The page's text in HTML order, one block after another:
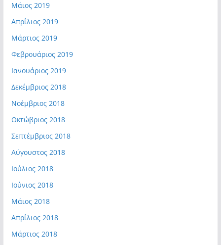
Μάιος 2019
Απρίλιος 2019
Μάρτιος 2019
Φεβρουάριος 2019
Ιανουάριος 2019
Δεκέμβριος 2018
Νοέμβριος 2018
Οκτώβριος 2018
Σεπτέμβριος 2018
Αύγουστος 2018
Ιούλιος 2018
Ιούνιος 2018
Μάιος 2018
Απρίλιος 2018
Μάρτιος 2018